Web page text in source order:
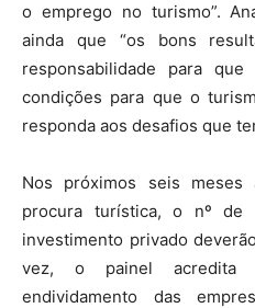
o emprego no turismo”.
ainda que “os bons
responsabilidade para
condições para que o
responda aos desafios que
Nos próximos seis
procura turística, o nº de
investimento privado
vez, o painel acredita
endividamento das